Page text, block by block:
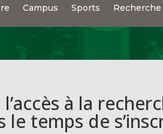
Campus Sports Recherche
à la
temps de